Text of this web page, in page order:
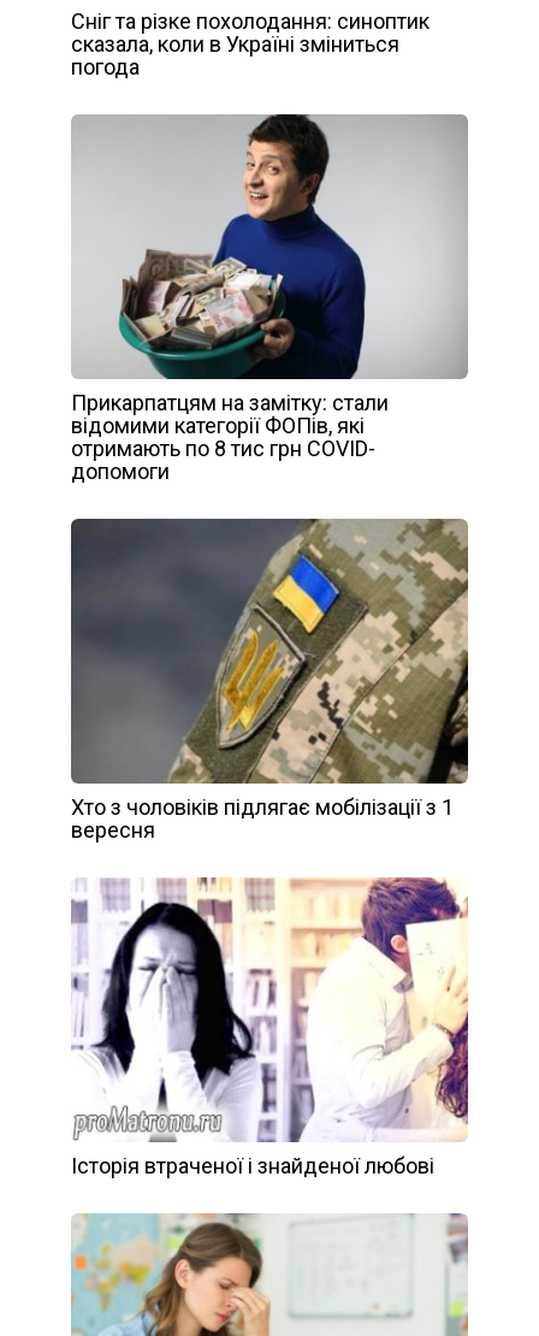
Сніг та різке похолодання: синоптик
сказала, коли в Україні зміниться
погода
Прикарпатцям на замітку: стали
відомими категорії ФОПів, які
отримають по 8 тис грн COVID-
допомоги
Хто з чоловіків підлягає мобілізації з 1
вересня
Історія втраченої і знайденої любові